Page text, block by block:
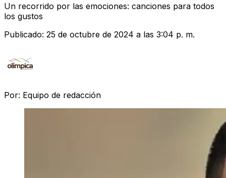
Un recorrido por las emociones: canciones para todos
los gustos
Publicado: 25 de octubre de 2024 a las 3:04 p. m.
Por: Equipo de redacción